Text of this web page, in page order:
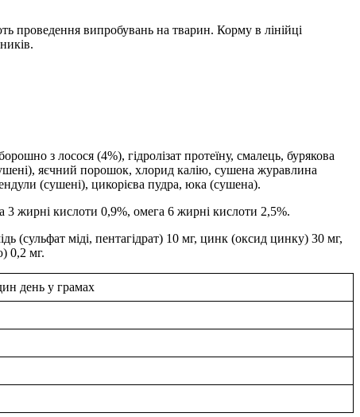
проведення випробувань на тварин. Корму в лінійці
з лосося (4%), гідролізат протеїну, смалець, бурякова
яєчний порошок, хлорид калію, сушена журавлина
(сушені), цикорієва пудра, юка (сушена).
3 жирні кислоти 0,9%, омега 6 жирні кислоти 2,5%.
(сульфат міді, пентагідрат) 10 мг, цинк (оксид цинку) 30 мг,
0,2 мг.
день у грамах